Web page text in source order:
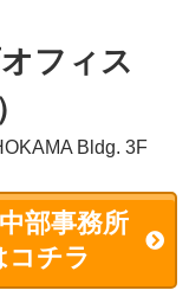
フィス
Bldg. 3F
部事務所
コチラ